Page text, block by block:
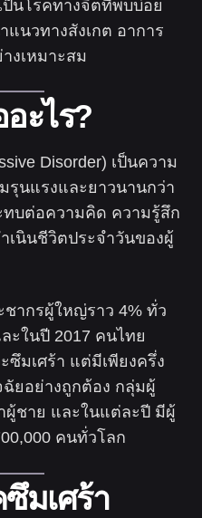
ป็นโรคทางจิตที่พบบ่อย
นวทางสังเกต อาการ
งเหมาะสม
ะไร?
Disorder) เป็นความ
นแรงและยาวนานกว่า
ทบต่อความคิด ความรู้สึก
เนินชีวิตประจำวันของผู้
ากรผู้ใหญ่ราว 4% ทั่ว
ะในปี 2017 คนไทย
มเศร้า แต่มีเพียงครึ่ง
ฉัยอย่างถูกต้อง กลุ่มผู้
ชาย และในแต่ละปี มีผู้
คนทั่วโลก
มเศร้า